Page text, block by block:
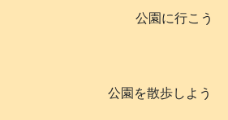
公園に行こう
公園を散歩しよう